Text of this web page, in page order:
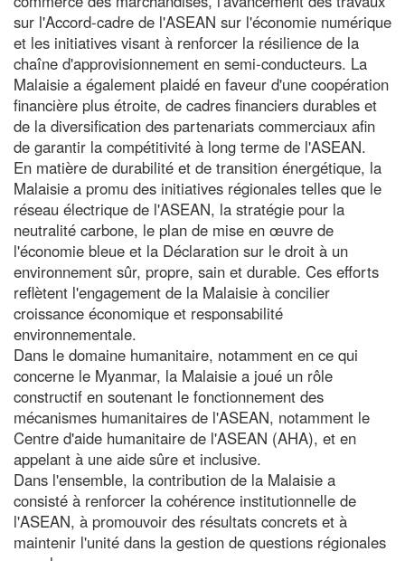
sur l'Accord-cadre de l'ASEAN sur l'économie numérique
et les initiatives visant à renforcer la résilience de la
chaîne d'approvisionnement en semi-conducteurs. La
Malaisie a également plaidé en faveur d'une coopération
financière plus étroite, de cadres financiers durables et
de la diversification des partenariats commerciaux afin
de garantir la compétitivité à long terme de l'ASEAN.
En matière de durabilité et de transition énergétique, la
Malaisie a promu des initiatives régionales telles que le
réseau électrique de l'ASEAN, la stratégie pour la
neutralité carbone, le plan de mise en œuvre de
l'économie bleue et la Déclaration sur le droit à un
environnement sûr, propre, sain et durable. Ces efforts
reflètent l'engagement de la Malaisie à concilier
croissance économique et responsabilité
environnementale.
Dans le domaine humanitaire, notamment en ce qui
concerne le Myanmar, la Malaisie a joué un rôle
constructif en soutenant le fonctionnement des
mécanismes humanitaires de l'ASEAN, notamment le
Centre d'aide humanitaire de l'ASEAN (AHA), et en
appelant à une aide sûre et inclusive.
Dans l'ensemble, la contribution de la Malaisie a
consisté à renforcer la cohérence institutionnelle de
l'ASEAN, à promouvoir des résultats concrets et à
maintenir l'unité dans la gestion de questions régionales